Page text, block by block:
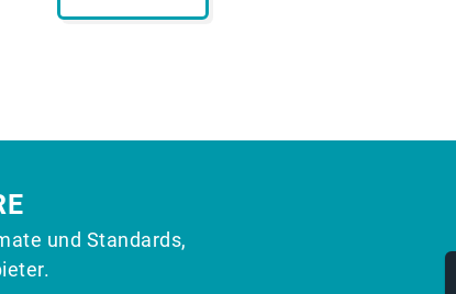
und Standards,